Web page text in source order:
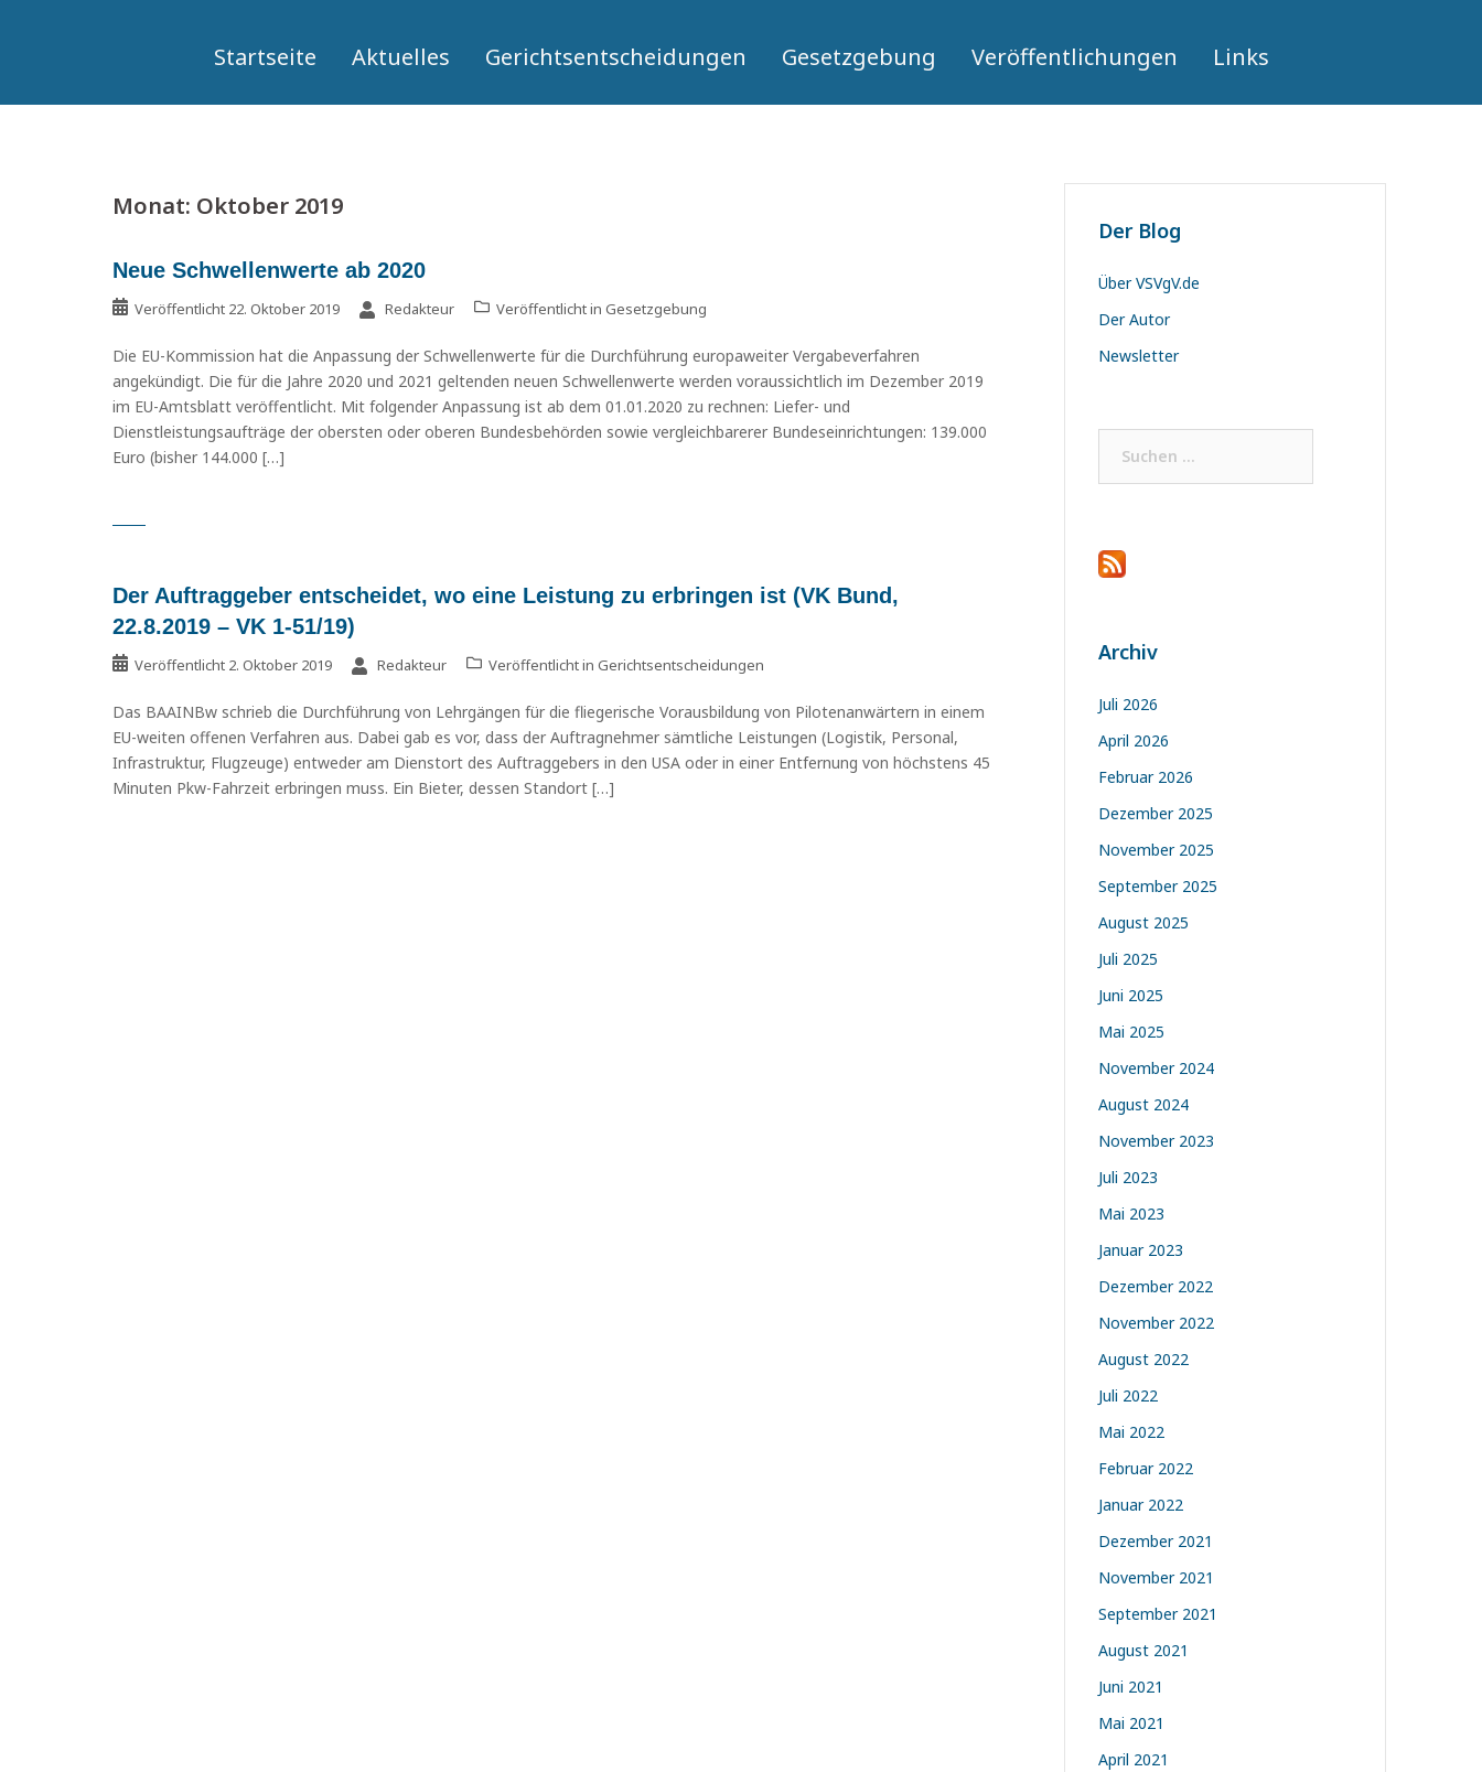
Startseite Aktuelles Gerichtsentscheidungen Gesetzgebung Veröffentlichungen Links
Monat: Oktober 2019
Neue Schwellenwerte ab 2020
Veröffentlicht 22. Oktober 2019 Redakteur Veröffentlicht in Gesetzgebung
Die EU-Kommission hat die Anpassung der Schwellenwerte für die Durchführung europaweiter Vergabeverfahren
angekündigt. Die für die Jahre 2020 und 2021 geltenden neuen Schwellenwerte werden voraussichtlich im Dezember 2019
im EU-Amtsblatt veröffentlicht. Mit folgender Anpassung ist ab dem 01.01.2020 zu rechnen: Liefer- und
Dienstleistungsaufträge der obersten oder oberen Bundesbehörden sowie vergleichbarerer Bundeseinrichtungen: 139.000
Euro (bisher 144.000 […]
Der Auftraggeber entscheidet, wo eine Leistung zu erbringen ist (VK Bund,
22.8.2019 – VK 1-51/19)
Veröffentlicht 2. Oktober 2019 Redakteur Veröffentlicht in Gerichtsentscheidungen
Das BAAINBw schrieb die Durchführung von Lehrgängen für die fliegerische Vorausbildung von Pilotenanwärtern in einem
EU-weiten offenen Verfahren aus. Dabei gab es vor, dass der Auftragnehmer sämtliche Leistungen (Logistik, Personal,
Infrastruktur, Flugzeuge) entweder am Dienstort des Auftraggebers in den USA oder in einer Entfernung von höchstens 45
Minuten Pkw-Fahrzeit erbringen muss. Ein Bieter, dessen Standort […]
Der Blog
Über VSVgV.de
Der Autor
Newsletter
nach:
Archiv
Juli 2026
April 2026
Februar 2026
Dezember 2025
November 2025
September 2025
August 2025
Juli 2025
Juni 2025
Mai 2025
November 2024
August 2024
November 2023
Juli 2023
Mai 2023
Januar 2023
Dezember 2022
November 2022
August 2022
Juli 2022
Mai 2022
Februar 2022
Januar 2022
Dezember 2021
November 2021
September 2021
August 2021
Juni 2021
Mai 2021
April 2021